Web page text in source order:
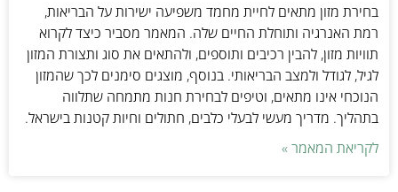
בחירת מזון מתאים לחיית מחמד משפיעה ישירות על הבריאות,
רמת האנרגיה ותוחלת החיים שלה. המאמר מסביר כיצד לקרוא
תוויות מזון, להבין רכיבים ותוספים, ולהתאים את סוג ותצורת המזון
לגיל, לגודל ולמצב הבריאותי. בנוסף, מוצגים סימנים לכך שהמזון
הנוכחי אינו מתאים, וטיפים לבחירת חנות מתמחה שתלווה
בתהליך. מדריך מעשי לבעלי כלבים, חתולים וחיות קטנות בישראל.
לקריאת המאמר »